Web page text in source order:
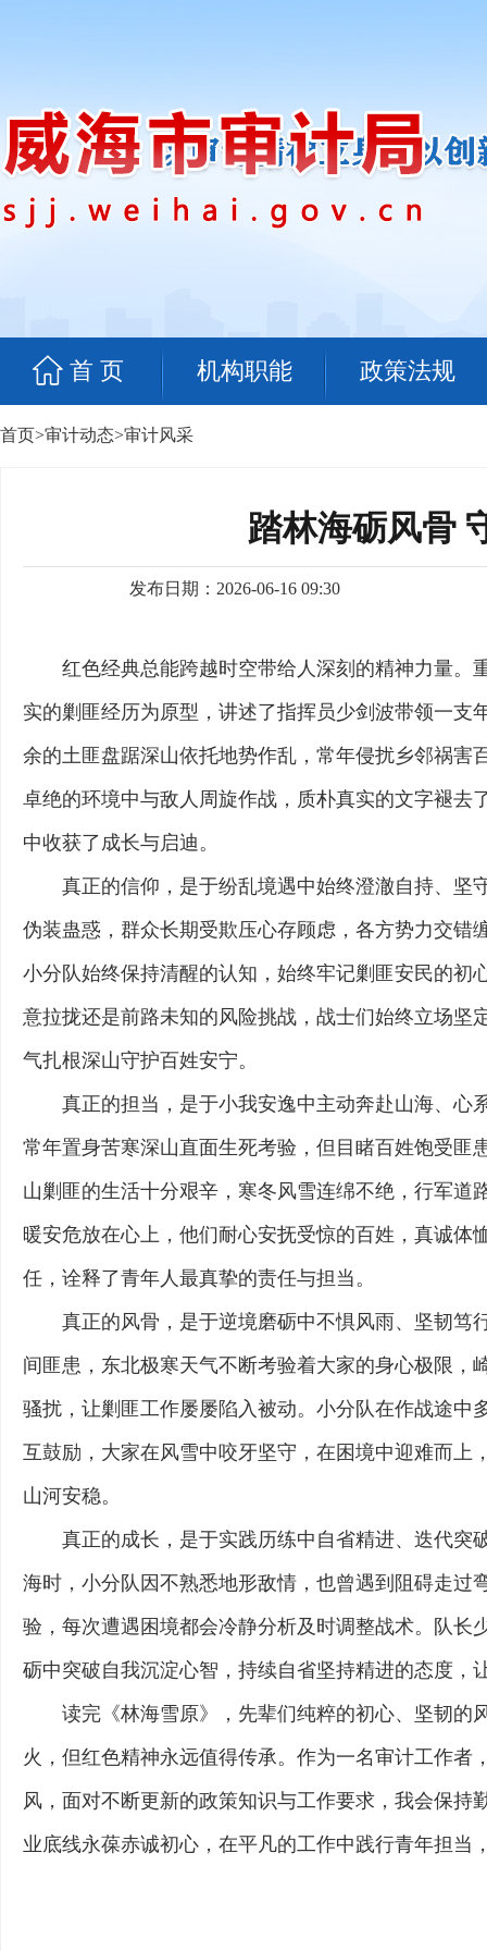
首 页 机构职能 政策法规
首页>审计动态>审计风采
踏林海砺风骨
发布日期：2026-06-16 09:30
红色经典总能跨越时空带给人深刻的精神力量。
实的剿匪经历为原型，讲述了指挥员少剑波带领一
余的土匪盘踞深山依托地势作乱，常年侵扰乡邻祸
卓绝的环境中与敌人周旋作战，质朴真实的文字褪
中收获了成长与启迪。
真正的信仰，是于纷乱境遇中始终澄澈自持、坚
伪装蛊惑，群众长期受欺压心存顾虑，各方势力交
小分队始终保持清醒的认知，始终牢记剿匪安民的
意拉拢还是前路未知的风险挑战，战士们始终立场
气扎根深山守护百姓安宁。
真正的担当，是于小我安逸中主动奔赴山海、心
常年置身苦寒深山直面生死考验，但目睹百姓饱受
山剿匪的生活十分艰辛，寒冬风雪连绵不绝，行军
暖安危放在心上，他们耐心安抚受惊的百姓，真诚
任，诠释了青年人最真挚的责任与担当。
真正的风骨，是于逆境磨砺中不惧风雨、坚韧笃
间匪患，东北极寒天气不断考验着大家的身心极限
骚扰，让剿匪工作屡屡陷入被动。小分队在作战途
互鼓励，大家在风雪中咬牙坚守，在困境中迎难而
山河安稳。
真正的成长，是于实践历练中自省精进、迭代突
海时，小分队因不熟悉地形敌情，也曾遇到阻碍走
验，每次遭遇困境都会冷静分析及时调整战术。队
砺中突破自我沉淀心智，持续自省坚持精进的态度
读完《林海雪原》，先辈们纯粹的初心、坚韧的
火，但红色精神永远值得传承。作为一名审计工作
风，面对不断更新的政策知识与工作要求，我会保
业底线永葆赤诚初心，在平凡的工作中践行青年担